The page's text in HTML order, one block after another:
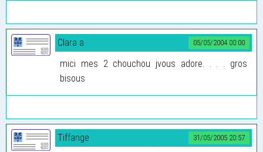
05/05/2004 00:00
Clara a
mici mes 2 chouchou jvous adore. . . . gros
bisous
31/05/2005 20:57
Tiffange